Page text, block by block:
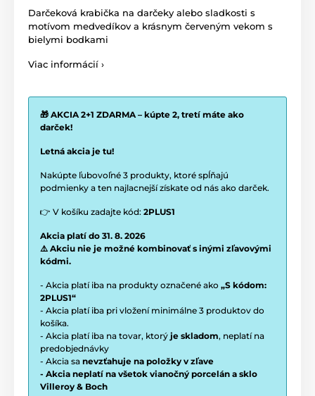
Darčeková krabička na darčeky alebo sladkosti s
motívom medvedíkov a krásnym červeným vekom s
bielymi bodkami
Viac informácií ›
🎁 AKCIA 2+1 ZDARMA – kúpte 2, tretí máte ako
darček!
Letná akcia je tu!
Nakúpte ľubovoľné 3 produkty, ktoré spĺňajú
podmienky a ten najlacnejší získate od nás ako darček.
👉 V košíku zadajte kód: 2PLUS1
Akcia platí do 31. 8. 2026
⚠️ Akciu nie je možné kombinovať s inými zľavovými
kódmi.
- Akcia platí iba na produkty označené ako „S kódom:
2PLUS1“
- Akcia platí iba pri vložení minimálne 3 produktov do
košíka.
- Akcia platí iba na tovar, ktorý je skladom, neplatí na
predobjednávky
- Akcia sa nevzťahuje na položky v zľave
- Akcia neplatí na všetok vianočný porcelán a sklo
Villeroy & Boch